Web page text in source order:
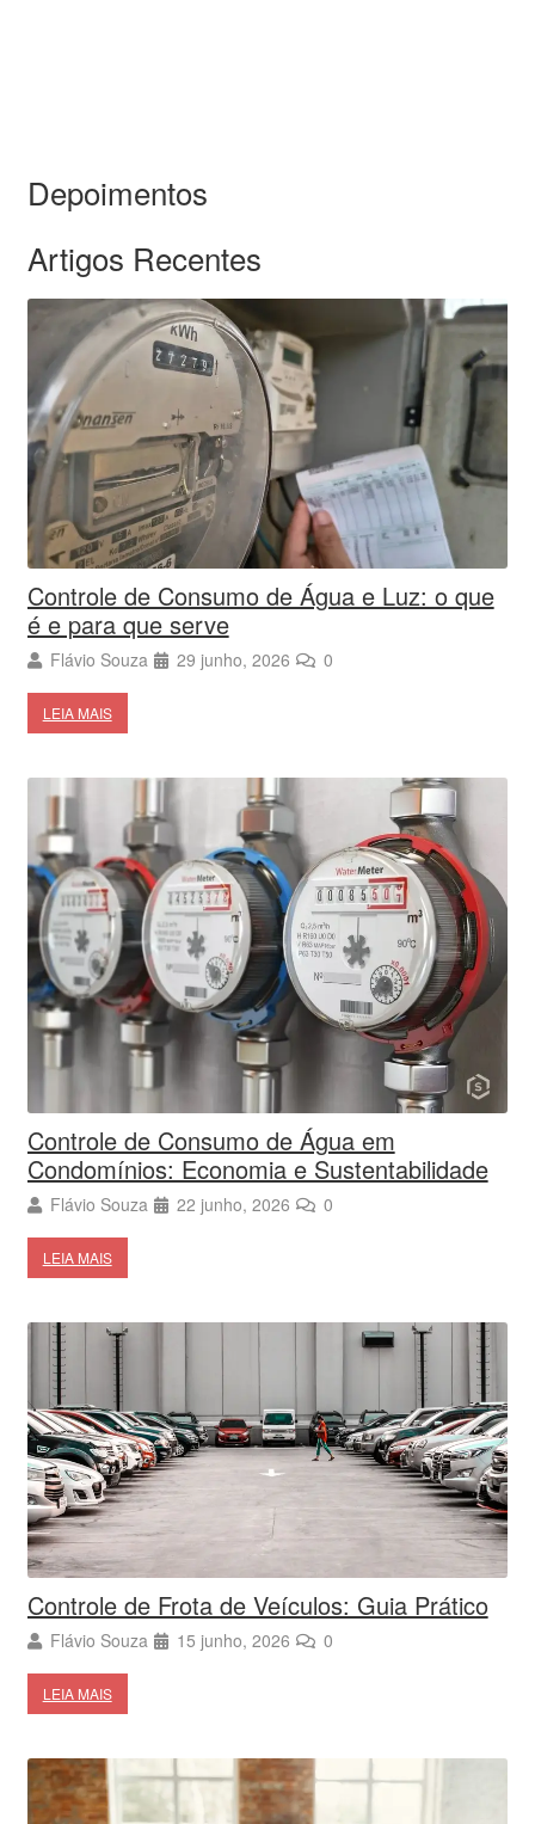
Depoimentos
Artigos Recentes
Controle de Consumo de Água e Luz: o que
é e para que serve
Flávio Souza 29 junho, 2026 0
LEIA MAIS
Controle de Consumo de Água em
Condomínios: Economia e Sustentabilidade
Flávio Souza 22 junho, 2026 0
LEIA MAIS
Controle de Frota de Veículos: Guia Prático
Flávio Souza 15 junho, 2026 0
LEIA MAIS